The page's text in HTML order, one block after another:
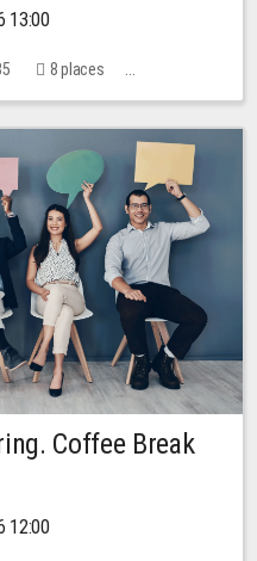
13:00
8 places
Coffee Break
12:00